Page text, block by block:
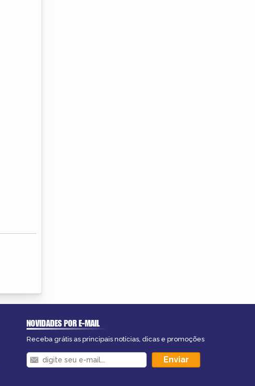
NOVIDADES POR E-MAIL
Receba grátis as principais notícias, dicas e promoções